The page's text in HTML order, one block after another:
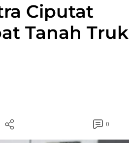
Ciputat
Tanah Truk
0